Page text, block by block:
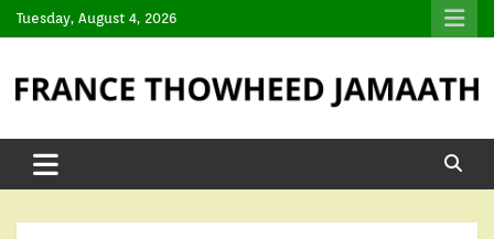
Tuesday, August 4, 2026